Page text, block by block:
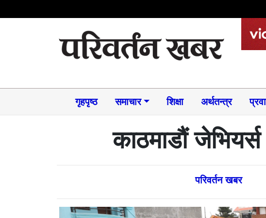
गृहपृष्ठ समाचार​ शिक्षा अर्थतन्त्र
काठमाडौं
परिवर्तन खबर